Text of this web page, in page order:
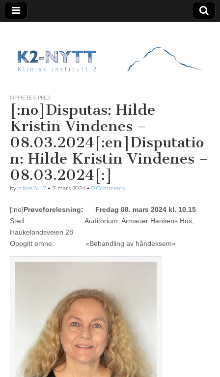
K2 Nytt
NYHETER PH.D
[:no]Disputas: Hilde
Kristin Vindenes –
08.03.2024[:en]Disputatio
n: Hilde Kristin Vindenes –
08.03.2024[:]
by mikre2647 • 7. mars 2024• 0 Comments
[:no]Prøveforelesning: Fredag 08. mars 2024 kl. 10.15
Sted: Auditorium, Armauer Hansens Hus,
Haukelandsveien 28
Oppgitt emne: «Behandling av håndeksem»